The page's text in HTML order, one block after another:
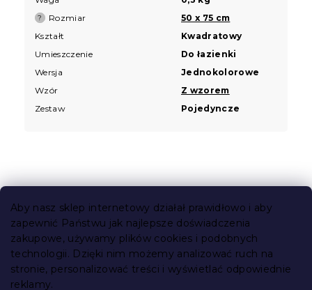
Aby nasz sklep internetowy działał prawidłowo i aby
zapewnić Państwu jak najlepsze doświadczenia
zakupowe, używamy plików cookies i podobnych
technologii. Dzięki nim możemy analizować ruch na
stronie, personalizować treści i wyświetlać odpowiednie
reklamy.
? Rozmiar
50 x 75 cm
Kształt
Kwadratowy
Umieszczenie
Do łazienki
Wersja
Jednokolorowe
Wzór
Z wzorem
Zestaw
Pojedyncze
S
Informacje dla Ciebie
Śledzenie zamówienia
Opcje dostawy